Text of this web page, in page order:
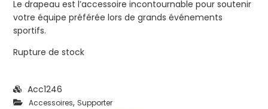
Le drapeau est l’accessoire incontournable pour soutenir
votre équipe préférée lors de grands événements
sportifs.
Rupture de stock
Acc1246
Accessoires, Supporter